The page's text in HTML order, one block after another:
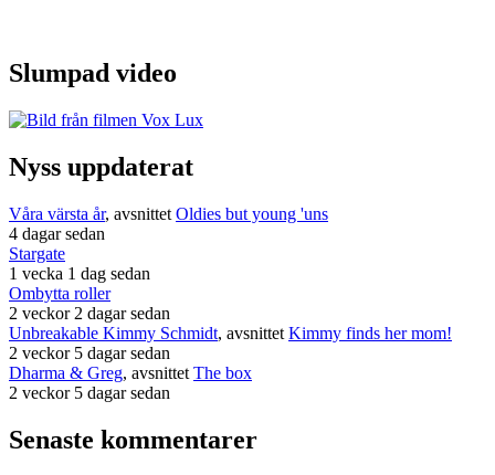
Slumpad video
Nyss uppdaterat
Våra värsta år, avsnittet Oldies but young 'uns
4 dagar sedan
Stargate
1 vecka 1 dag sedan
Ombytta roller
2 veckor 2 dagar sedan
Unbreakable Kimmy Schmidt, avsnittet Kimmy finds her mom!
2 veckor 5 dagar sedan
Dharma & Greg, avsnittet The box
2 veckor 5 dagar sedan
Senaste kommentarer